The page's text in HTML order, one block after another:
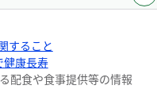
すること
健康長寿
配食や食事提供等の情報